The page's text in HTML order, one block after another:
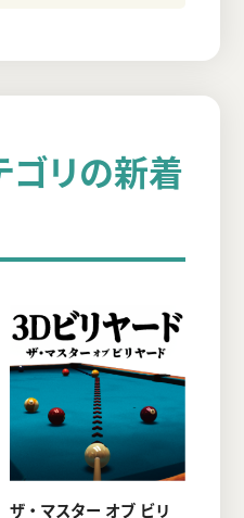
ゴリの新着
ザ・マスター オブ ビリ